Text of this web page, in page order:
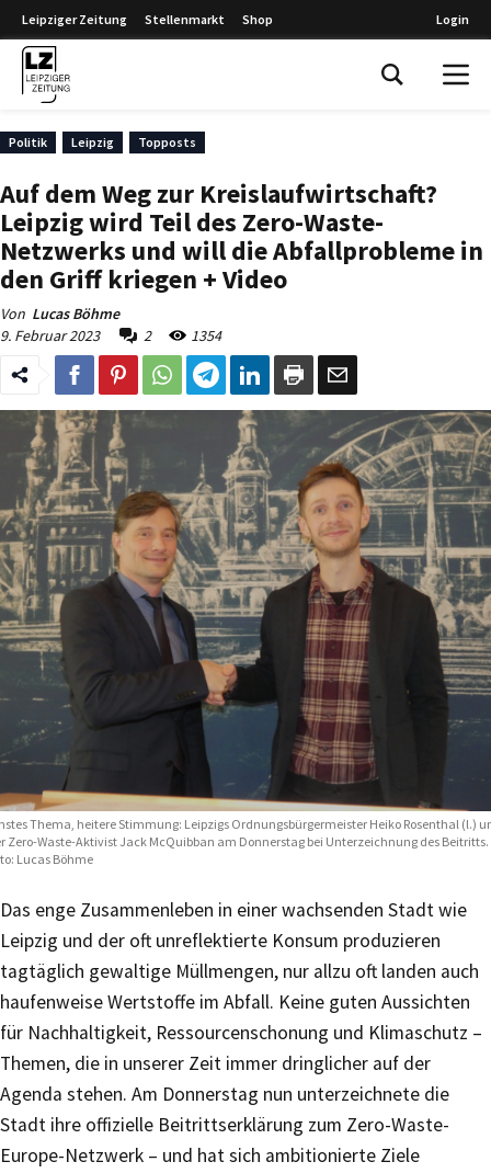
Leipziger Zeitung Stellenmarkt Shop Login
Politik Leipzig Topposts
Auf dem Weg zur Kreislaufwirtschaft?
Leipzig wird Teil des Zero-Waste-
Netzwerks und will die Abfallprobleme in
den Griff kriegen + Video
Von Lucas Böhme
9. Februar 2023
2 1354
Thema, heitere Stimmung: Leipzigs Ordnungsbürgermeister Heiko Rosenthal (l.)
Zero-Waste-Aktivist Jack McQuibban am Donnerstag bei Unterzeichnung des Beitritts.
Lucas Böhme
Das enge Zusammenleben in einer wachsenden Stadt wie
Leipzig und der oft unreflektierte Konsum produzieren
tagtäglich gewaltige Müllmengen, nur allzu oft landen auch
haufenweise Wertstoffe im Abfall. Keine guten Aussichten
für Nachhaltigkeit, Ressourcenschonung und Klimaschutz –
Themen, die in unserer Zeit immer dringlicher auf der
Agenda stehen. Am Donnerstag nun unterzeichnete die
Stadt ihre offizielle Beitrittserklärung zum Zero-Waste-
Europe-Netzwerk – und hat sich ambitionierte Ziele